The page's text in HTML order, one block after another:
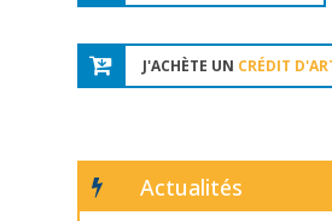
J'ACHÈTE UN CRÉDIT
Actualités